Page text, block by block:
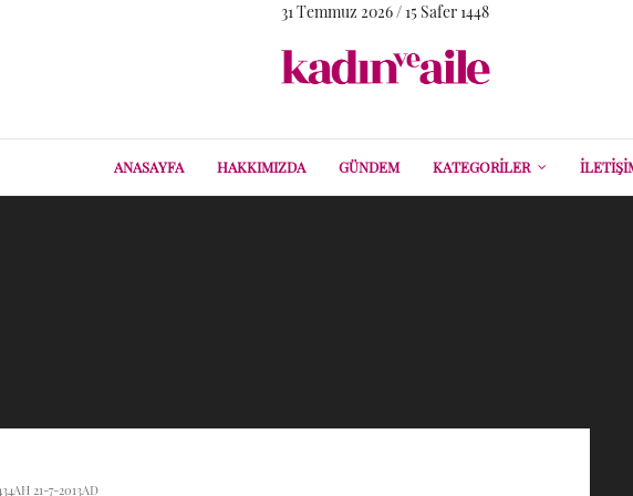
31 Temmuz 2026 / 15 Safer 1448
ANASAYFA HAKKIMIZDA GÜNDEM KATEGORILER
21-7-2013AD